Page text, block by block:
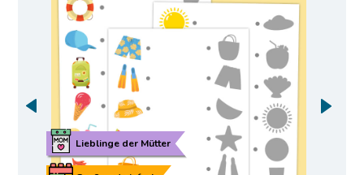
Lieblinge der Mütter